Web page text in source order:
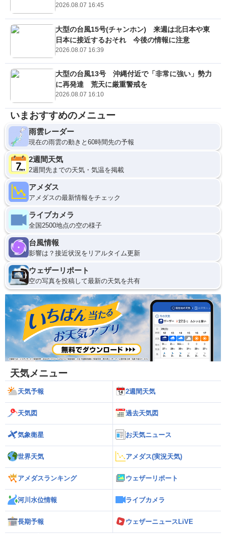
2026.08.07 16:45
大型の台風15号(チャンホン) 来週は北日本や東
日本に接近するおそれ 今後の情報に注意
2026.08.07 16:39
大型の台風13号 沖縄付近で「非常に強い」勢力
に再発達 荒天に厳重警戒を
2026.08.07 16:10
いまおすすめのメニュー
雨雲レーダー
現在の雨雲の動きと60時間先の予報
2週間天気
2週間先までの天気・気温を掲載
アメダス
アメダスの最新情報をチェック
ライブカメラ
全国2500地点の空の様子
台風情報
影響は？接近状況をリアルタイム更新
ウェザーリポート
空の写真を投稿して最新の天気を共有
天気メニュー
天気予報 2週間天気
天気図 過去天気図
気象衛星 お天気ニュース
世界天気 アメダス(実況天気)
アメダスランキング ウェザーリポート
河川水位情報 ライブカメラ
長期予報 ウェザーニュースLiVE